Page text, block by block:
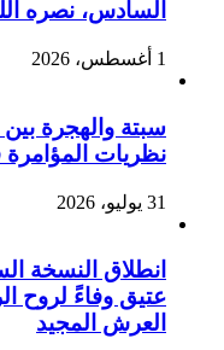
السادس، نصره
1 أغسطس، 2026
سبتة والهجرة
نظريات
31 يوليو، 2026
انطلاق النسخة
عتيق وفاءً لروح
العرش المجيد